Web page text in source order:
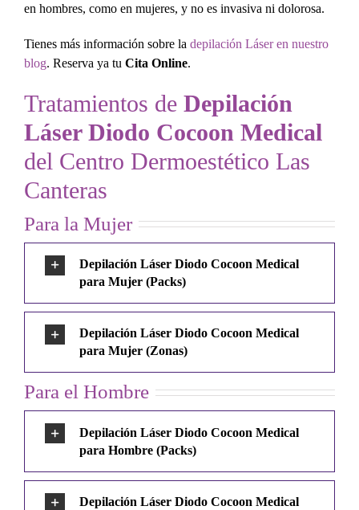
en hombres, como en mujeres, y no es invasiva ni dolorosa.
Tienes más información sobre la depilación Láser en nuestro
blog. Reserva ya tu Cita Online.
Tratamientos de Depilación
Láser Diodo Cocoon Medical
del Centro Dermoestético Las
Canteras
Para la Mujer
Depilación Láser Diodo Cocoon Medical
para Mujer (Packs)
Depilación Láser Diodo Cocoon Medical
para Mujer (Zonas)
Para el Hombre
Depilación Láser Diodo Cocoon Medical
para Hombre (Packs)
Depilación Láser Diodo Cocoon Medical